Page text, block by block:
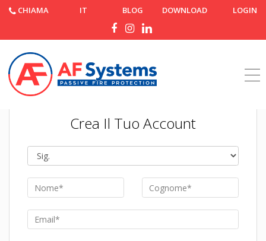
CHIAMA IT BLOG DOWNLOAD LOGIN
Crea Il Tuo Account